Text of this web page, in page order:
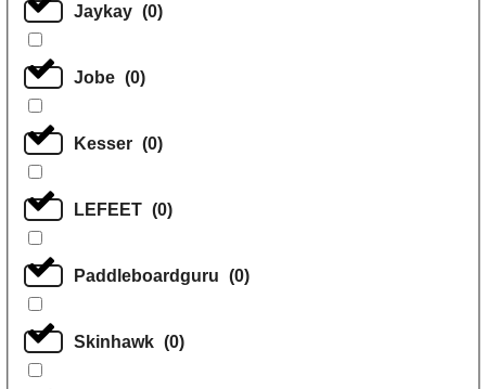
Jaykay (0)
Jobe (0)
Kesser (0)
LEFEET (0)
Paddleboardguru (0)
Skinhawk (0)